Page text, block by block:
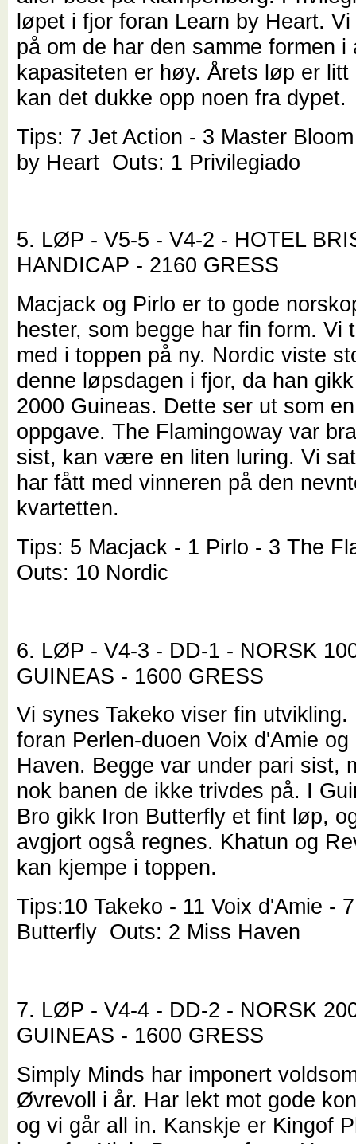
løpet i fjor foran Learn by Heart.
på om de har den samme formen i
kapasiteten er høy. Årets løp er
kan det dukke opp noen fra dypet.
Tips: 7 Jet Action - 3 Master
by Heart Outs: 1 Privilegiado
5. LØP - V5-5 - V4-2 - HOTEL
HANDICAP - 2160 GRESS
Macjack og Pirlo er to gode
hester, som begge har fin form. Vi
med i toppen på ny. Nordic viste
denne løpsdagen i fjor, da han
2000 Guineas. Dette ser ut som
oppgave. The Flamingoway var
sist, kan være en liten luring. Vi
har fått med vinneren på den
kvartetten.
Tips: 5 Macjack - 1 Pirlo - 3 The
Outs: 10 Nordic
6. LØP - V4-3 - DD-1 - NORSK
GUINEAS - 1600 GRESS
Vi synes Takeko viser fin utvikling.
foran Perlen-duoen Voix d'Amie og
Haven. Begge var under pari sist,
nok banen de ikke trivdes på. I
Bro gikk Iron Butterfly et fint løp,
avgjort også regnes. Khatun og
kan kjempe i toppen.
Tips:10 Takeko - 11 Voix d'Amie -
Butterfly Outs: 2 Miss Haven
7. LØP - V4-4 - DD-2 - NORSK
GUINEAS - 1600 GRESS
Simply Minds har imponert
Øvrevoll i år. Har lekt mot gode
og vi går all in. Kanskje er Kingof